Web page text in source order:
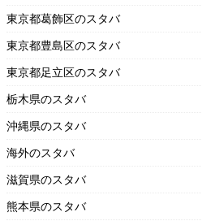
東京都葛飾区のスタバ
東京都豊島区のスタバ
東京都足立区のスタバ
栃木県のスタバ
沖縄県のスタバ
海外のスタバ
滋賀県のスタバ
熊本県のスタバ